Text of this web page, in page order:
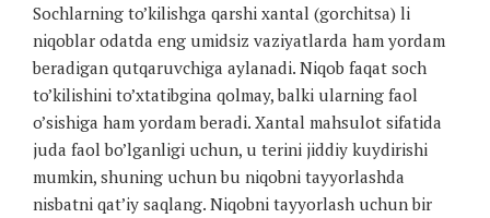
Sochlarning to’kilishga qarshi xantal (gorchitsa) li
niqoblar odatda eng umidsiz vaziyatlarda ham yordam
beradigan qutqaruvchiga aylanadi. Niqob faqat soch
to’kilishini to’xtatibgina qolmay, balki ularning faol
o’sishiga ham yordam beradi. Xantal mahsulot sifatida
juda faol bo’lganligi uchun, u terini jiddiy kuydirishi
mumkin, shuning uchun bu niqobni tayyorlashda
nisbatni qat’iy saqlang. Niqobni tayyorlash uchun bir